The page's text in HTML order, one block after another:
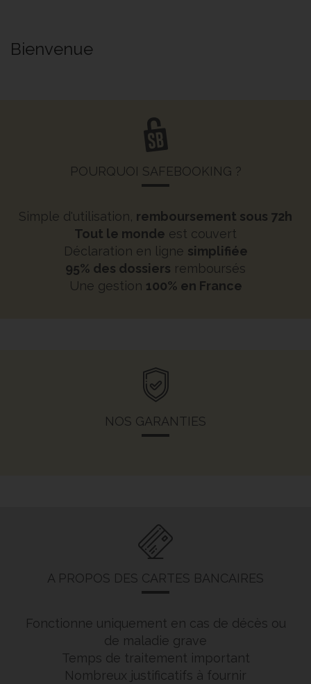
Bienvenue
POURQUOI SAFEBOOKING ?
Simple d'utilisation, remboursement sous 72h
Tout le monde est couvert
Déclaration en ligne simplifiée
95% des dossiers remboursés
Une gestion 100% en France
NOS GARANTIES
A PROPOS DES CARTES BANCAIRES
Fonctionne uniquement en cas de décès ou
de maladie grave
Temps de traitement important
Nombreux justificatifs à fournir